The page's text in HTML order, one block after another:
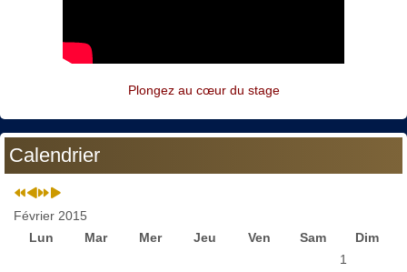
Plongez au cœur du stage
Calendrier
Février 2015
Lun
Mar Mer Jeu Ven Sam
Dim
1